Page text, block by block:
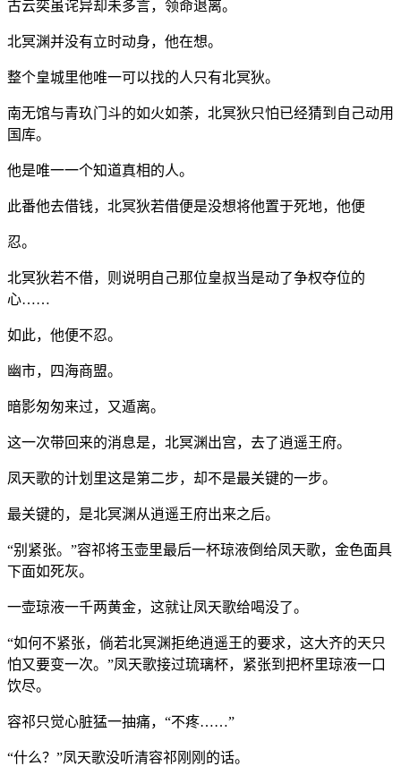
古云奕虽诧异却未多言，领命退离。
北冥渊并没有立时动身，他在想。
整个皇城里他唯一可以找的人只有北冥狄。
南无馆与青玖门斗的如火如荼，北冥狄只怕已经猜到自己动用
国库。
他是唯一一个知道真相的人。
此番他去借钱，北冥狄若借便是没想将他置于死地，他便
忍。
北冥狄若不借，则说明自己那位皇叔当是动了争权夺位的
心……
如此，他便不忍。
幽市，四海商盟。
暗影匆匆来过，又遁离。
这一次带回来的消息是，北冥渊出宫，去了逍遥王府。
凤天歌的计划里这是第二步，却不是最关键的一步。
最关键的，是北冥渊从逍遥王府出来之后。
“别紧张。”容祁将玉壶里最后一杯琼液倒给凤天歌，金色面具
下面如死灰。
一壶琼液一千两黄金，这就让凤天歌给喝没了。
“如何不紧张，倘若北冥渊拒绝逍遥王的要求，这大齐的天只
怕又要变一次。”凤天歌接过琉璃杯，紧张到把杯里琼液一口
饮尽。
容祁只觉心脏猛一抽痛，“不疼……”
“什么？”凤天歌没听清容祁刚刚的话。